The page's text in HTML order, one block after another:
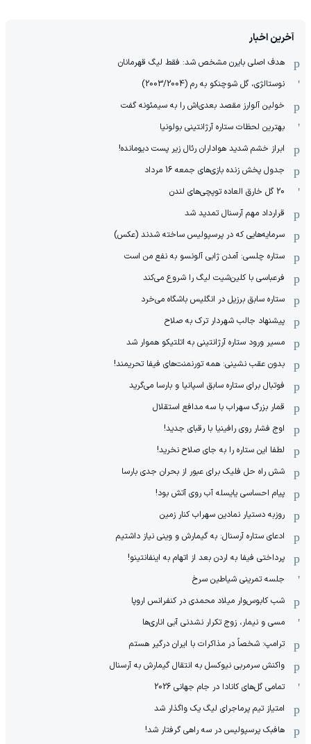
آخرین اخبار
هدف اصلی بایرن مشخص شد: فقط لیگ قهرمانان
نوستالژی، گل شوچنکو به رم (2003/2004)
خولین آلوارز مقصد بعدی‌اش را به سیمئونه گفت
بهترین لحظات ستاره آرژانتینی بولونیا
ابراز خشم شدید هواداران رئال زیر پست دیومانده!
جدول پخش زنده بازی‌های جمعه 16 مرداد
20 گل خارق العاده توپچی‌های لندن
قرارداد مهم آرسنال تمدید شد
سرمایه‌هایی که در پرسپولیس ساخته شدند (عکس)
ستاره چلسی: آمدن ژابی آلونسو به نفع من است
فرعباسی با کلین‌شیت لیگ را شروع می‌کند
ستاره سابق برزیل در انگلیس باشگاه می‌خرد
پیشنهاد جالب شهردار ترک به صلاح
مسیر ورود ستاره آرژانتینی به اتلتیکو هموار شد
بدون عقب نشینی: همه تورنمنت‌های فیفا تحریمند!
فوتبال برای ستاره سابق اسپانیا و بارسا می‌گرید
قمار بزرگ سهراب با سه مدافع استقلال
اوج فشار روی رافینیا با رقبای جدید!
لطفا این ستاره را به جای صلاح نخرید!
شش راه حل فلیک برای عبور از بحران جدی بارسا
پیام احساسی یایسله آب روی آتش بود!
روزبه دستیار نمادین سهراب کنار زمین
ادعای ستاره آرسنال: به گیمارش و وینی نیاز داشتیم
پرداختی فیفا به اردن بعد از اتهام به اینفانتینو!
جلسه تمرینی شیاطین سرخ
شب کابوس‌وار میلاد محمدی در کنفرانس اروپا
مسی و نیمار، زوج تکرار نشدنی آبی اناری‌ها
ترامپ: شخصاً در مذاکرات با ایران درگیر هستم
واکنش سرمربی نیوکسل به انتقال گیمارش به آرسنال
تمامی گل‌های کانادا در جام جهانی 2026
امتیاز تیم پرماجرای لیگ یک واگذار شد
هافبک پرسپولیس در سه راهی گرفتار شد!